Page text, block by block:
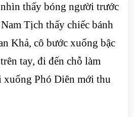
thấy bóng người trước
Tịch thấy chiếc bánh
Khả, cô bước xuống bậc
tay, đi đến chỗ làm
xuống Phó Diên mới thu